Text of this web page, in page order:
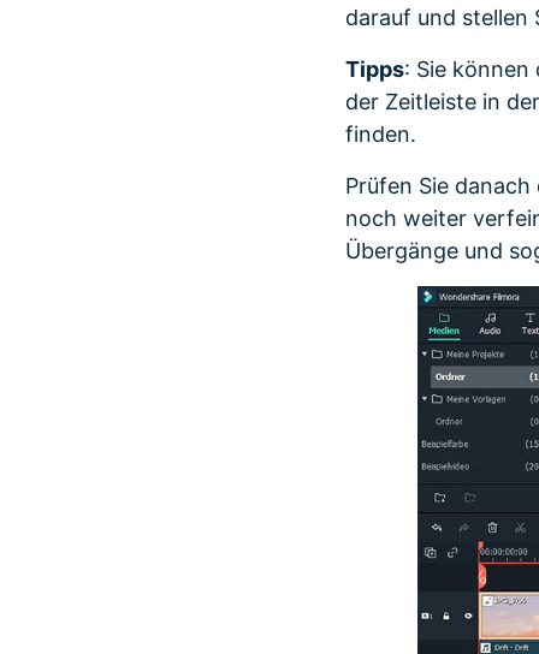
darauf und stellen
Tipps: Sie können
der Zeitleiste in
finden.
Prüfen Sie
noch weiter
Übergänge und